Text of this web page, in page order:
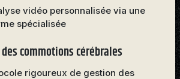
vidéo personnalisée via une
spécialisée
commotions cérébrales
rigoureux de gestion des